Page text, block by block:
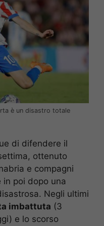
è un disastro totale
di difendere il
ottenuto
e compagni
poi dopo una
Negli ultimi
imbattuta (3
e lo scorso